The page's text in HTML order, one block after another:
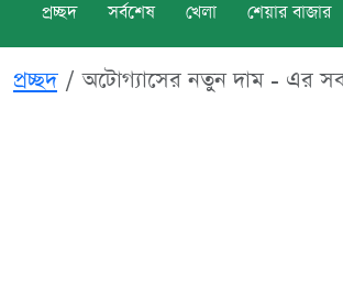
প্রচ্ছদ সর্বশেষ খেলা শেয়ার বাজার
প্রচ্ছদ অটোগ্যাসের নতুন দাম - এর